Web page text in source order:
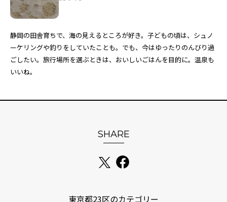
静岡の田舎育ちで、海の見えるところが好き。子どもの頃は、シュノ
ーケリングや釣りをしていたことも。でも、今はゆったりのんびり過
ごしたい。旅行場所を選ぶときは、おいしいごはんを目的に。温泉も
いいね。
SHARE
東京都23区のカテゴリー